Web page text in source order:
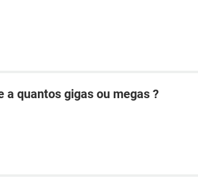
a quantos gigas ou megas ?